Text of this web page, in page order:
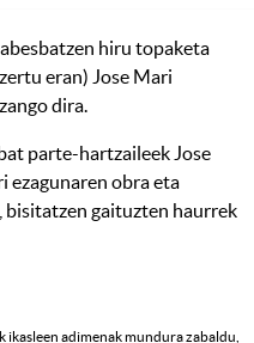
hiru topaketa
eran) Jose Mari
dira.
parte-hartzaileek Jose
ezagunaren obra eta
bisitatzen gaituzten haurrek
adimenak mundura zabaldu,